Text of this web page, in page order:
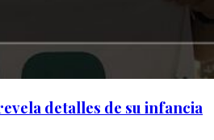
detalles de su infancia